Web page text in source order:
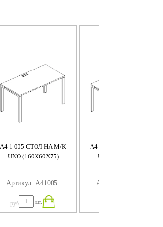
A4 1 005 СТОЛ НА М/К
UNO (160X60X75)
Артикул: А41005
руб шт.
A4 1 004 СТОЛ НА М/К
UNO (140X60X75)
Артикул: